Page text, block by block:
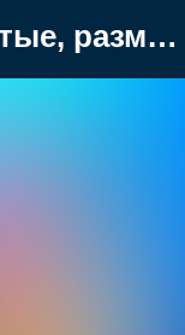
градиент Картинка для телефона